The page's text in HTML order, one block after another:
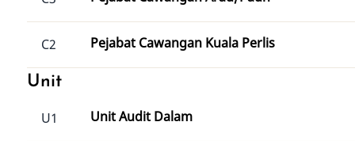
C2 Pejabat Cawangan Kuala Perlis
Unit
U1 Unit Audit Dalam